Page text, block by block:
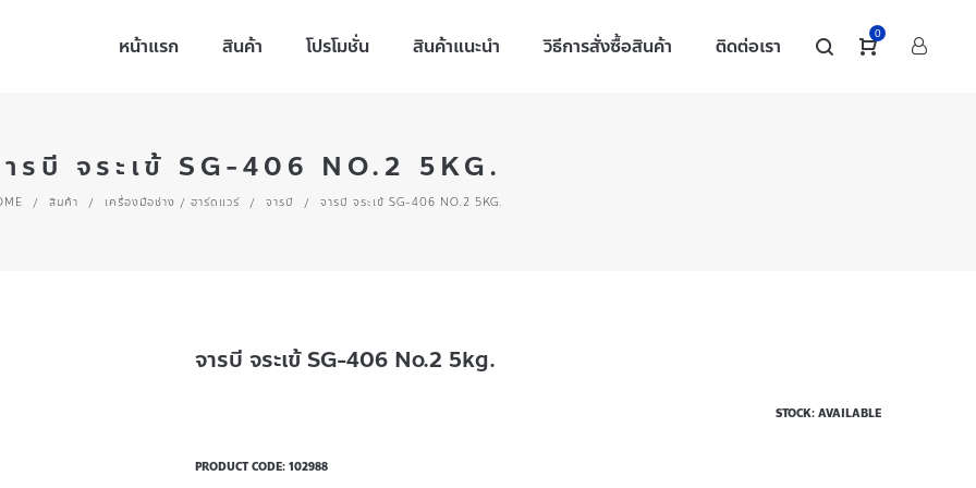
หน้าแรก สินค้า โปรโมชั่น สินค้าแนะนำ วิธีการสั่งซื้อสินค้า ติดต่อเรา 0
รบี จระเข้ SG-406 NO.2 5KG.
/ สินค้า / เครื่องมือช่าง / ฮาร์ดแวร์ / จารบี / จารบี จระเข้ SG-406 NO.2 5KG.
จารบี จระเข้ SG-406 No.2 5kg.
STOCK: AVAILABLE
PRODUCT CODE: 102988